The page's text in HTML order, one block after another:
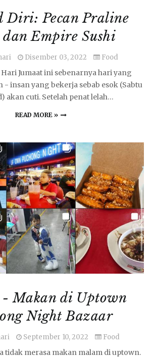
Diri: Pecan Praline
Empire Sushi
Disember 03, 2022 Food
Hari Jumaat ini sebenarnya hari yang
- insan yang bekerja sebab esok (Sabtu
akan cuti. Setelah penat lelah…
READ MORE »
Makan di Uptown
Night Bazaar
September 10, 2022 Food
tidak merasa makan malam di uptown.